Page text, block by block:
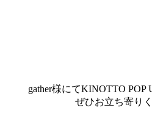
gather様にてKINOTTO POP
ぜひお立ち寄り